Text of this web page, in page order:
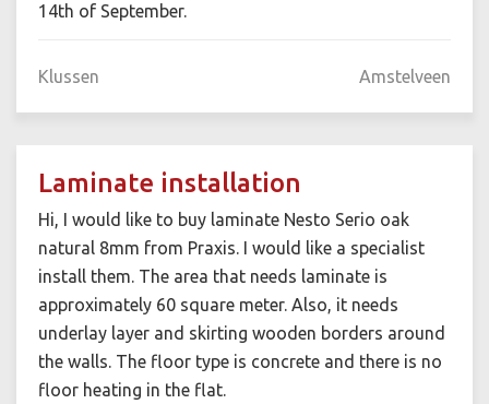
14th of September.
Klussen Amstelveen
Laminate installation
Hi, I would like to buy laminate Nesto Serio oak
natural 8mm from Praxis. I would like a specialist
install them. The area that needs laminate is
approximately 60 square meter. Also, it needs
underlay layer and skirting wooden borders around
the walls. The floor type is concrete and there is no
floor heating in the flat.